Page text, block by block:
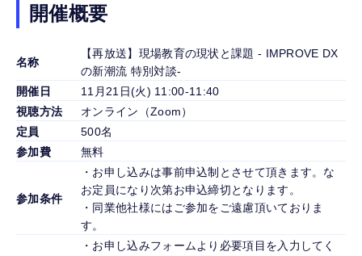
開催概要
名称
【再放送】現場教育の現状と課題 - IMPROVE DX
の新潮流 特別対談-
開催日
11月21日(火) 11:00-11:40
視聴方法
オンライン（Zoom）
定員
500名
参加費
無料
参加条件
・お申し込みは事前申込制とさせて頂きます。な
お定員になり次第お申込締切となります。
・同業他社様にはご参加をご遠慮頂いておりま
す。
・お申し込みフォームより必要項目を入力してく